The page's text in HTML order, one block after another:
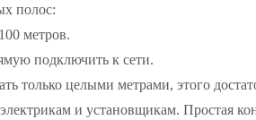
полос:
метров.
подключить к сети.
только целыми метрами, этого
и установщикам. Простая